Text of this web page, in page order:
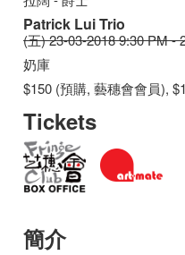
Patrick Lui Trio
(五) 23-03-2018 9:30 PM -
奶庫
$150 (預購, 藝穗會會員),
Tickets
簡介